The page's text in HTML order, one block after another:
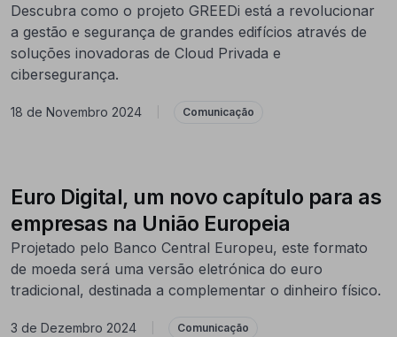
Descubra como o projeto GREEDi está a revolucionar
a gestão e segurança de grandes edifícios através de
soluções inovadoras de Cloud Privada e
cibersegurança.
18 de Novembro 2024 Comunicação
Euro Digital, um novo capítulo para as
empresas na União Europeia
Projetado pelo Banco Central Europeu, este formato
de moeda será uma versão eletrónica do euro
tradicional, destinada a complementar o dinheiro físico.
3 de Dezembro 2024 Comunicação